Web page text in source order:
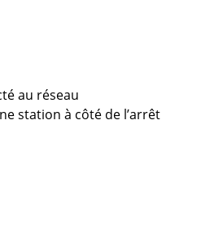
au réseau
station à côté de l’arrêt